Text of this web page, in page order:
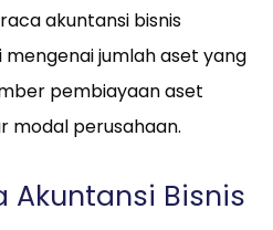
akuntansi bisnis
jumlah aset yang
pembiayaan aset
modal perusahaan.
Akuntansi Bisnis